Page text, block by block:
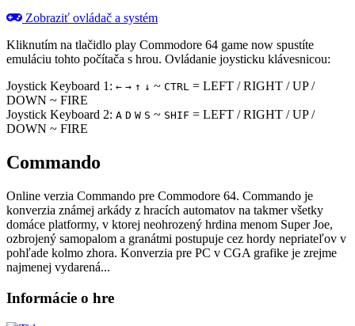
Zobraziť ovládač a systém
Kliknutím na tlačidlo play Commodore 64 game now spustíte
emuláciu tohto počítača s hrou. Ovládanie joysticku klávesnicou:
Joystick Keyboard 1: ← → ↑ ↓ ~ CTRL = LEFT / RIGHT / UP /
DOWN ~ FIRE
Joystick Keyboard 2: A D W S ~ SHIF = LEFT / RIGHT / UP /
DOWN ~ FIRE
Commando
Online verzia Commando pre Commodore 64. Commando je
konverzia známej arkády z hracích automatov na takmer všetky
domáce platformy, v ktorej neohrozený hrdina menom Super Joe,
ozbrojený samopalom a granátmi postupuje cez hordy nepriateľov v
pohľade kolmo zhora. Konverzia pre PC v CGA grafike je zrejme
najmenej vydarená...
Informácie o hre